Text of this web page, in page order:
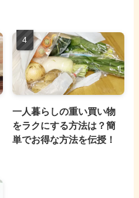
一人暮らしの重い買い物
をラクにする方法は？簡
単でお得な方法を伝授！